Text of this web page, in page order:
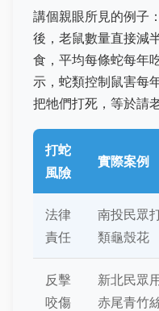
講個親眼所見的例子
後，老鼠數量直接減
食，平均每條蛇每年
示，蛇類控制鼠害每
把牠們打死，等於請
打蛇
風險
實際案例
法律
責任
南投民眾
類龜殼花
反擊
咬傷
新北民眾
赤尾青竹